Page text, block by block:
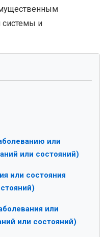
системы и
или
или состояний)
или состояния
или
или состояний)